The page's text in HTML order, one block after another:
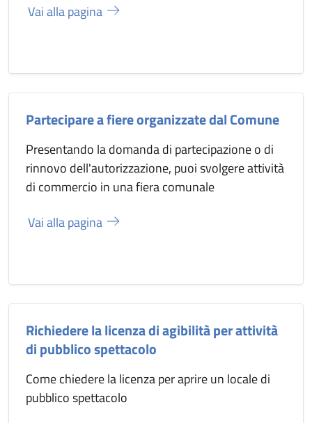
Vai alla pagina
Partecipare a fiere organizzate dal Comune
Presentando la domanda di partecipazione o di
rinnovo dell'autorizzazione, puoi svolgere attività
di commercio in una fiera comunale
Vai alla pagina
Richiedere la licenza di agibilità per attività
di pubblico spettacolo
Come chiedere la licenza per aprire un locale di
pubblico spettacolo